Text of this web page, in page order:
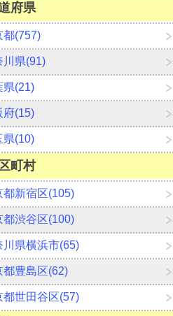
府県
都(757)
川県(91)
県(21)
府(15)
県(10)
町村
都新宿区(105)
都渋谷区(100)
川県横浜市(65)
都豊島区(62)
都世田谷区(57)